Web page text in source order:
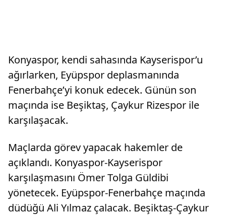
Konyaspor, kendi sahasında Kayserispor’u
ağırlarken, Eyüpspor deplasmanında
Fenerbahçe’yi konuk edecek. Günün son
maçında ise Beşiktaş, Çaykur Rizespor ile
karşılaşacak.
Maçlarda görev yapacak hakemler de
açıklandı. Konyaspor-Kayserispor
karşılaşmasını Ömer Tolga Güldibi
yönetecek. Eyüpspor-Fenerbahçe maçında
düdüğü Ali Yılmaz çalacak. Beşiktaş-Çaykur